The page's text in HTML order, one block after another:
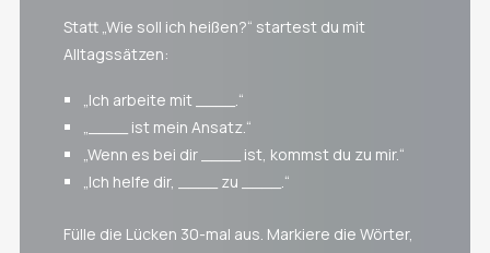
Statt „Wie soll ich heißen?“ startest du mit
Alltagssätzen:
„Ich arbeite mit ____.“
„____ ist mein Ansatz.“
„Wenn es bei dir ____ ist, kommst du zu mir.“
„Ich helfe dir, ____ zu ____.“
Fülle die Lücken 30-mal aus. Markiere die Wörter,